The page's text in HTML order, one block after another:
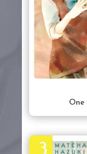
One